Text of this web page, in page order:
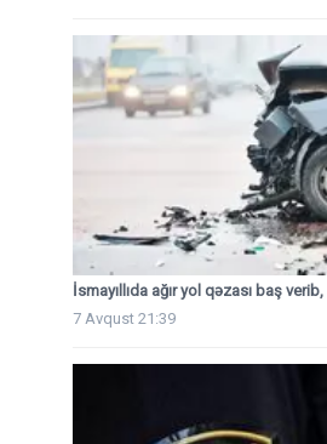
İsmayıllıda ağır yol qəzası baş
7 Avqust 21:39